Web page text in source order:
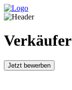
Jetzt bewerben